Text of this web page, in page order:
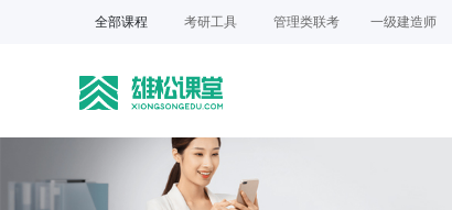
全部课程 考研工具 管理类联考 一级建造师